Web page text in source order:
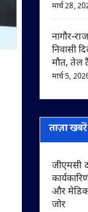
मार्च 28,
नागौर-
निवासी
मौत, तेल
मार्च 5,
ताज़ा खबरें
जीएमसी
और
जोर